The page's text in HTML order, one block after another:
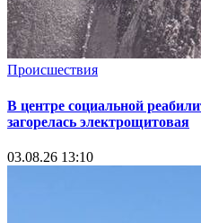
Происшествия
В центре социальной
загорелась электрощитовая
03.08.26 13:10